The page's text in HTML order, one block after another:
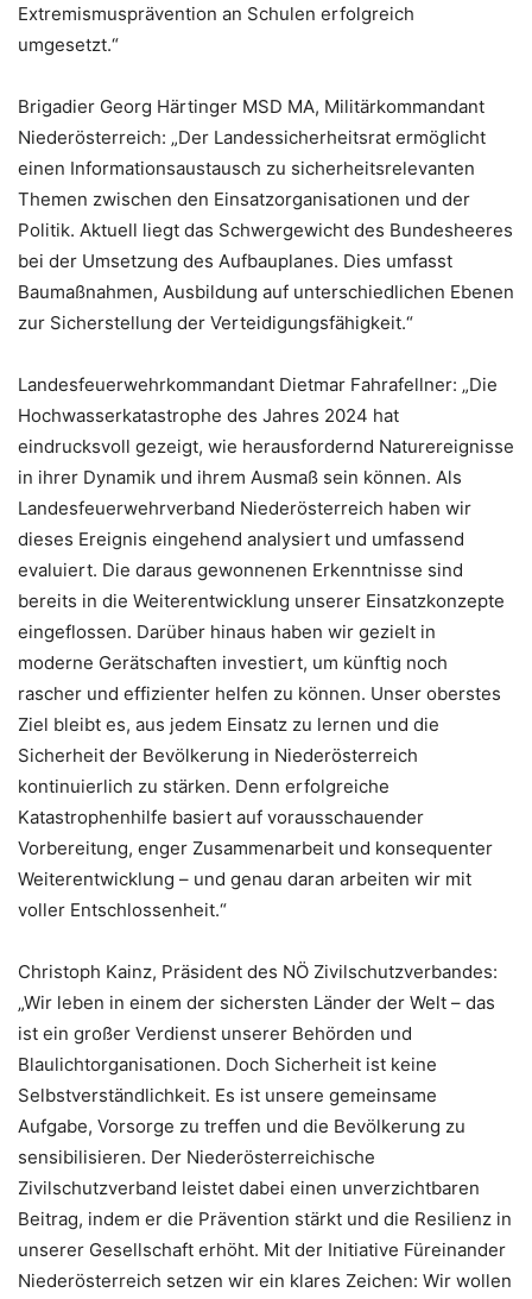
Extremismusprävention an Schulen erfolgreich
umgesetzt.“
Brigadier Georg Härtinger MSD MA, Militärkommandant
Niederösterreich: „Der Landessicherheitsrat ermöglicht
einen Informationsaustausch zu sicherheitsrelevanten
Themen zwischen den Einsatzorganisationen und der
Politik. Aktuell liegt das Schwergewicht des Bundesheeres
bei der Umsetzung des Aufbauplanes. Dies umfasst
Baumaßnahmen, Ausbildung auf unterschiedlichen Ebenen
zur Sicherstellung der Verteidigungsfähigkeit.“
Landesfeuerwehrkommandant Dietmar Fahrafellner: „Die
Hochwasserkatastrophe des Jahres 2024 hat
eindrucksvoll gezeigt, wie herausfordernd Naturereignisse
in ihrer Dynamik und ihrem Ausmaß sein können. Als
Landesfeuerwehrverband Niederösterreich haben wir
dieses Ereignis eingehend analysiert und umfassend
evaluiert. Die daraus gewonnenen Erkenntnisse sind
bereits in die Weiterentwicklung unserer Einsatzkonzepte
eingeflossen. Darüber hinaus haben wir gezielt in
moderne Gerätschaften investiert, um künftig noch
rascher und effizienter helfen zu können. Unser oberstes
Ziel bleibt es, aus jedem Einsatz zu lernen und die
Sicherheit der Bevölkerung in Niederösterreich
kontinuierlich zu stärken. Denn erfolgreiche
Katastrophenhilfe basiert auf vorausschauender
Vorbereitung, enger Zusammenarbeit und konsequenter
Weiterentwicklung – und genau daran arbeiten wir mit
voller Entschlossenheit.“
Christoph Kainz, Präsident des NÖ Zivilschutzverbandes:
„Wir leben in einem der sichersten Länder der Welt – das
ist ein großer Verdienst unserer Behörden und
Blaulichtorganisationen. Doch Sicherheit ist keine
Selbstverständlichkeit. Es ist unsere gemeinsame
Aufgabe, Vorsorge zu treffen und die Bevölkerung zu
sensibilisieren. Der Niederösterreichische
Zivilschutzverband leistet dabei einen unverzichtbaren
Beitrag, indem er die Prävention stärkt und die Resilienz in
unserer Gesellschaft erhöht. Mit der Initiative Füreinander
Niederösterreich setzen wir ein klares Zeichen: Wir wollen